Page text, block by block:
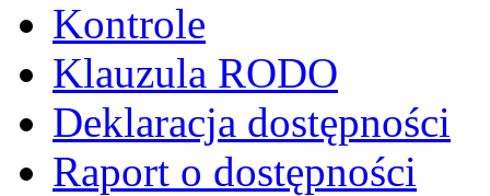
Kontrole
Klauzula RODO
Deklaracja dostępności
Raport o dostępności